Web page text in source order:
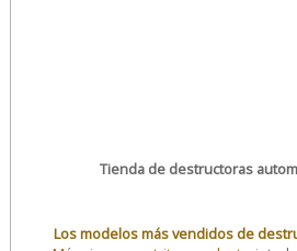
Tienda de destructoras
Los modelos más vendidos de